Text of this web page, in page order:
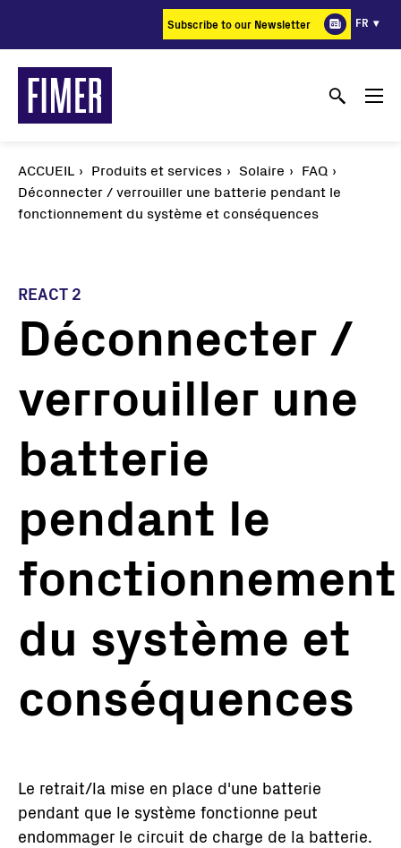
principal
Subscribe to our Newsletter FR
ACCUEIL Produits et services Solaire
FAQ
Déconnecter / verrouiller une batterie pendant le
fonctionnement du système et conséquences
REACT 2
Déconnecter /
verrouiller une
batterie
pendant le
fonctionnement
du système et
conséquences
Le retrait/la mise en place d'une batterie
pendant que le système fonctionne peut
endommager le circuit de charge de la batterie.